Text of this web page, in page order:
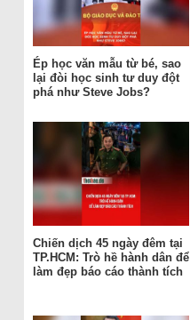
Ép học văn mẫu từ bé, sao
lại đòi học sinh tư duy đột
phá như Steve Jobs?
Chiến dịch 45 ngày đêm tại
TP.HCM: Trò hề hành dân để
làm đẹp báo cáo thành tích